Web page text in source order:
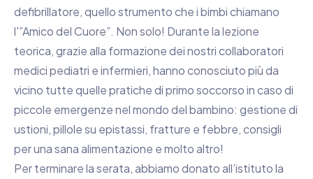
defibrillatore, quello strumento che i bimbi chiamano
l'”Amico del Cuore”. Non solo! Durante la lezione
teorica, grazie alla formazione dei nostri collaboratori
medici pediatri e infermieri, hanno conosciuto più da
vicino tutte quelle pratiche di primo soccorso in caso di
piccole emergenze nel mondo del bambino: gestione di
ustioni, pillole su epistassi, fratture e febbre, consigli
per una sana alimentazione e molto altro!
Per terminare la serata, abbiamo donato all’istituto la